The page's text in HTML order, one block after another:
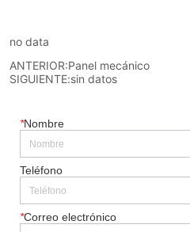
no data
ANTERIOR:Panel mecánico
SIGUIENTE:sin datos
*Nombre
Teléfono
*Correo electrónico